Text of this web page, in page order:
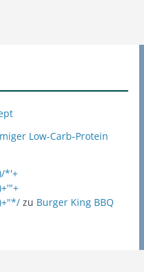
Low-Carb-Protein
*'+
zu Burger King BBQ